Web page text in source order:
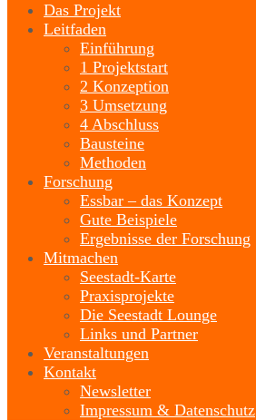
Das Projekt
Leitfaden
Einführung
1 Projektstart
2 Konzeption
3 Umsetzung
4 Abschluss
Bausteine
Methoden
Forschung
Essbar – das Konzept
Gute Beispiele
Ergebnisse der Forschung
Mitmachen
Seestadt-Karte
Praxisprojekte
Die Seestadt Lounge
Links und Partner
Veranstaltungen
Kontakt
Newsletter
Impressum & Datenschutz